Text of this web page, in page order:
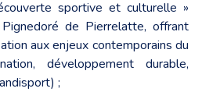
sportive et culturelle »
de Pierrelatte, offrant
aux enjeux contemporains du
développement durable,
;